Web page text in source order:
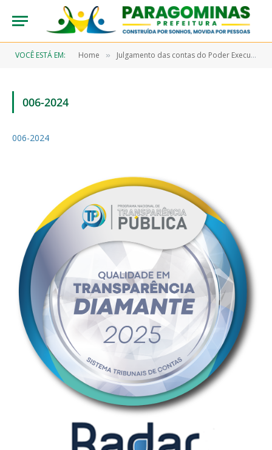
VOCÊ ESTÁ EM: Home » Julgamento das contas do Poder Executivo pelo Poder Legislativo 2024
006-2024
006-2024